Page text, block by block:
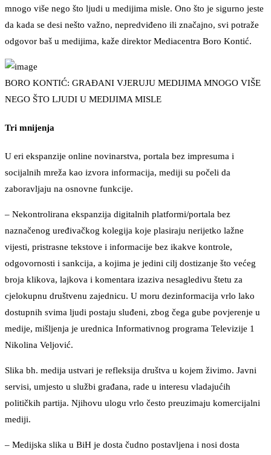
mnogo više nego što ljudi u medijima misle. Ono što je sigurno jeste
da kada se desi nešto važno, nepredviđeno ili značajno, svi potraže
odgovor baš u medijima, kaže direktor Mediacentra Boro Kontić.
BORO KONTIĆ: GRAĐANI VJERUJU MEDIJIMA MNOGO VIŠE
NEGO ŠTO LJUDI U MEDIJIMA MISLE
Tri mnijenja
U eri ekspanzije online novinarstva, portala bez impresuma i
socijalnih mreža kao izvora informacija, mediji su počeli da
zaboravljaju na osnovne funkcije.
– Nekontrolirana ekspanzija digitalnih platformi/portala bez
naznačenog uređivačkog kolegija koje plasiraju nerijetko lažne
vijesti, pristrasne tekstove i informacije bez ikakve kontrole,
odgovornosti i sankcija, a kojima je jedini cilj dostizanje što većeg
broja klikova, lajkova i komentara izaziva nesagledivu štetu za
cjelokupnu društvenu zajednicu. U moru dezinformacija vrlo lako
dostupnih svima ljudi postaju sluđeni, zbog čega gube povjerenje u
medije, mišljenja je urednica Informativnog programa Televizije 1
Nikolina Veljović.
Slika bh. medija ustvari je refleksija društva u kojem živimo. Javni
servisi, umjesto u službi građana, rade u interesu vladajućih
političkih partija. Njihovu ulogu vrlo često preuzimaju komercijalni
mediji.
– Medijska slika u BiH je dosta čudno postavljena i nosi dosta